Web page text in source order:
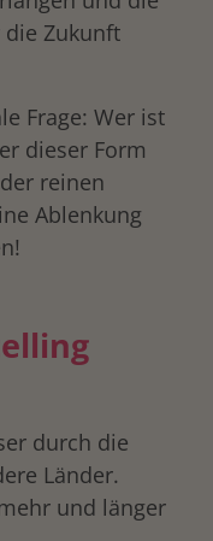
Zukunft
Frage: Wer ist
dieser Form
reinen
Ablenkung
durch die
Länder.
und länger